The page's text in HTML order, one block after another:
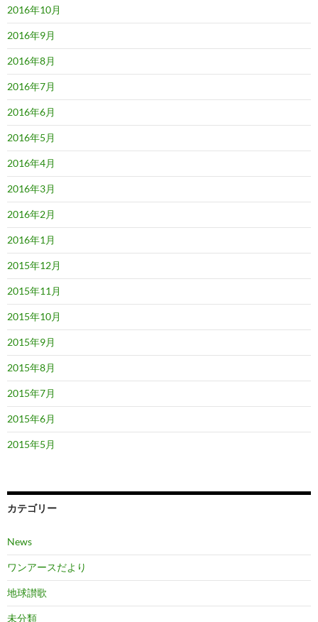
2016年10月
2016年9月
2016年8月
2016年7月
2016年6月
2016年5月
2016年4月
2016年3月
2016年2月
2016年1月
2015年12月
2015年11月
2015年10月
2015年9月
2015年8月
2015年7月
2015年6月
2015年5月
カテゴリー
News
ワンアースだより
地球讃歌
未分類